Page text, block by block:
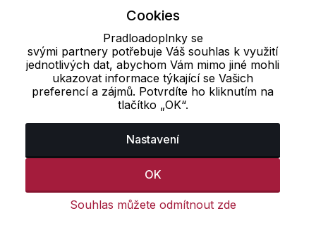
Cookies
Pradloadoplnky se
svými partnery potřebuje Váš souhlas k využití
jednotlivých dat, abychom Vám mimo jiné mohli
ukazovat informace týkající se Vašich
preferencí a zájmů. Potvrdíte ho kliknutím na
tlačítko „OK“.
Nastavení
OK
Souhlas můžete odmítnout zde